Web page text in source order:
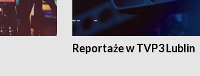
Reportaże w TVP3 Lublin